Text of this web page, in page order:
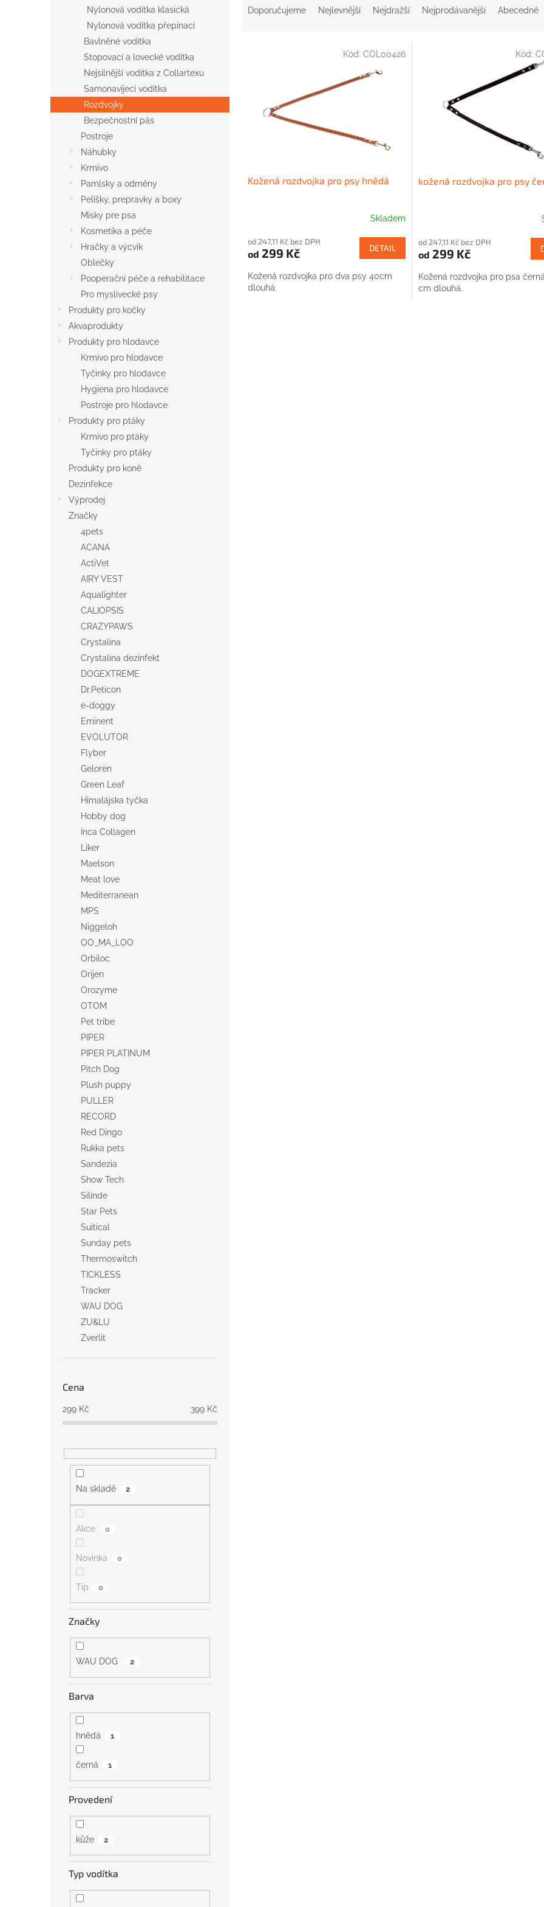
Nylonová vodítka klasická
Nylonová vodítka přepínací
Bavlněné vodítka
Stopovací a lovecké vodítka
Nejsilnější vodítka z Collartexu
Samonavíjecí vodítka
Rozdvojky
Bezpečnostní pás
Postroje
Náhubky
Krmivo
Pamlsky a odměny
Pelíšky, prepravky a boxy
Misky pre psa
Kosmetika a péče
Hračky a výcvik
Oblečky
Pooperační péče a rehabilitace
Pro myslivecké psy
Produkty pro kočky
Akvaprodukty
Produkty pro hlodavce
Krmivo pro hlodavce
Tyčinky pro hlodavce
Hygiena pro hlodavce
Postroje pro hlodavce
Produkty pro ptáky
Krmivo pro ptáky
Tyčinky pro ptáky
Produkty pro koně
Dezinfekce
Výprodej
Značky
4pets
ACANA
ActiVet
AIRY VEST
Aqualighter
CALIOPSIS
CRAZYPAWS
Crystalina
Crystalina dezinfekt
DOGEXTREME
Dr.Peticon
e-doggy
Eminent
EVOLUTOR
Flyber
Geloren
Green Leaf
Himalájska tyčka
Hobby dog
Inca Collagen
Liker
Maelson
Meat love
Mediterranean
MPS
Niggeloh
OO_MA_LOO
Orbiloc
Orijen
Orozyme
OTOM
Pet tribe
PIPER
PIPER PLATINUM
Pitch Dog
Plush puppy
PULLER
RECORD
Red Dingo
Rukka pets
Sandezia
Show Tech
Silinde
Star Pets
Suitical
Sunday pets
Thermoswitch
TICKLESS
Tracker
WAU DOG
ZU&LU
Zverlit
Cena
299 Kč 399 Kč
Na skladě 2
Akce 0
Novinka 0
Tip 0
Značky
WAU DOG 2
Barva
hnědá 1
černá 1
Provedení
kůže 2
Typ vodítka
Doporučujeme Nejlevnější Nejdražší Nejprodávanější Abecedně
Kožená rozdvojka pro psy hnědá
Skladem
od 247,11 Kč bez DPH
od 299 Kč DETAIL
Kožená rozdvojka pro dva psy 40cm
dlouhá.
Kód: COL00426
kožená rozdvojka pro psy
od 247,11 Kč bez DPH
od 299 Kč
Kožená rozdvojka pro psa
cm dlouhá.
Kód: